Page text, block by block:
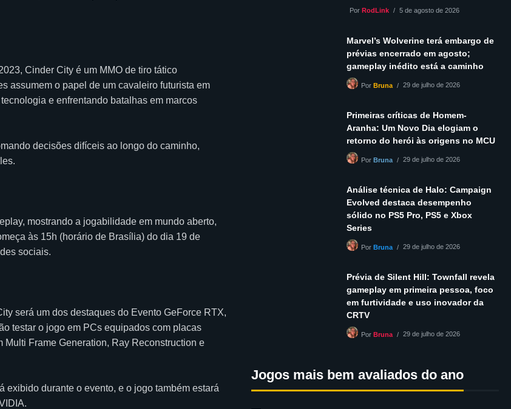
Cinder City é um MMO de tiro tático
assumem o papel de um cavaleiro futurista em
e enfrentando batalhas em marcos
decisões difíceis ao longo do caminho,
mostrando a jogabilidade em mundo aberto,
às 15h (horário de Brasília) do dia 19 de
sociais.
será um dos destaques do Evento GeForce RTX,
testar o jogo em PCs equipados com placas
Frame Generation, Ray Reconstruction e
durante o evento, e o jogo também estará
Por RodLink 5 de agosto de 2026
Marvel’s Wolverine terá embargo de
prévias encerrado em agosto;
gameplay inédito está a caminho
PorBruna 29 de julho de 2026
Primeiras críticas de Homem-
Aranha: Um Novo Dia elogiam o
retorno do herói às origens no MCU
PorBruna 29 de julho de 2026
Análise técnica de Halo: Campaign
Evolved destaca desempenho
sólido no PS5 Pro, PS5 e Xbox
Series
PorBruna 29 de julho de 2026
Prévia de Silent Hill: Townfall revela
gameplay em primeira pessoa, foco
em furtividade e uso inovador da
CRTV
PorBruna 29 de julho de 2026
Jogos mais bem avaliados do ano